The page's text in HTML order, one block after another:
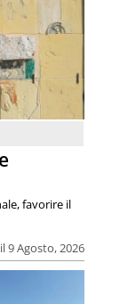
9 Agosto, 2026
favorire il